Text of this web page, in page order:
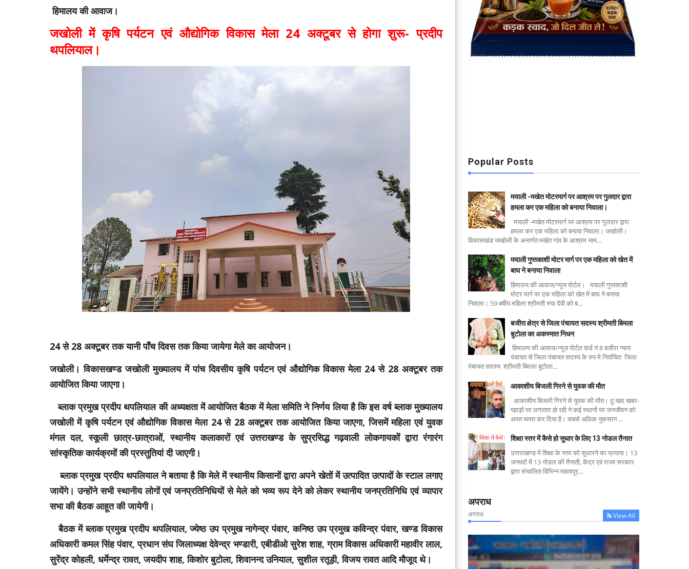
हिमालय की आवाज।
जखोली में कृषि पर्यटन एवं औद्योगिक विकास मेला 24 अक्टूबर से होगा शुरू- प्रदीप
थपलियाल।
24 से 28 अक्टूबर तक यानी पाँच दिवस तक किया जायेगा मेले का आयोजन।
जखोली। विकासखण्ड जखोली मुख्यालय में पांच दिवसीय कृषि पर्यटन एवं औद्योगिक विकास मेला 24 से 28 अक्टूबर तक
आयोजित किया जाएगा।
ब्लाक प्रमुख प्रदीप थपलियाल की अध्यक्षता में आयोजित बैठक में मेला समिति ने निर्णय लिया है कि इस वर्ष ब्लाक मुख्यालय
जखोली में कृषि पर्यटन एवं औद्योगिक विकास मेला 24 से 28 अक्टूबर तक आयोजित किया जाएगा, जिसमें महिला एवं युवक
मंगल दल, स्कूली छात्र-छात्राओं, स्थानीय कलाकारों एवं उत्तराखण्ड के सुप्रसिद्ध गढ़वाली लोकगायकों द्वारा रंगारंग
सांस्कृतिक कार्यक्रमों की प्रस्तुतियां दी जाएगी।
ब्लाक प्रमुख प्रदीप थपलियाल ने बताया है कि मेले में स्थानीय किसानों द्वारा अपने खेतों में उत्पादित उत्पादों के स्टाल लगाए
जायेंगे। उन्होंने सभी स्थानीय लोगों एवं जनप्रतिनिधियों से मेले को भव्य रूप देने को लेकर स्थानीय जनप्रतिनिधि एवं व्यापार
सभा की बैठक आहूत की जायेगी।
बैठक में ब्लाक प्रमुख प्रदीप थपलियाल, ज्येष्ठ उप प्रमुख नागेन्द्र पंवार, कनिष्ठ उप प्रमुख कविन्द्र पंवार, खण्ड विकास
अधिकारी कमल सिंह पंवार, प्रधान संघ जिलाध्यक्ष देवेन्द्र भण्डारी, एबीडीओ सुरेश शाह, ग्राम विकास अधिकारी महावीर लाल,
सुरेंद्र कोहली, धर्मेन्द्र रावत, जयदीप शाह, किशोर बुटोला, शिवानन्द उनियाल, सुशील रतूड़ी, विजय रावत आदि मौजूद थे।
Popular Posts
मयाली -मखेत मोटरमार्ग पर आश्रम पर गुलदार द्वारा
हमला कर एक महिला को बनाया निवाला।
मयाली -मखेत मोटरमार्ग पर आश्रम पर गुलदार द्वारा
हमला कर एक महिला को बनाया निवाला। जखोली।
विकासखंड जखोली के अन्तर्गत मखेत गांव के आश्रम नाम...
मयाली गुप्तकाशी मोटर मार्ग पर एक महिला को खेत में
बाघ ने बनाया निवाला
हिमालय की आवाज/न्यूज पोर्टल। मयाली गुप्तकाशी
मोटर मार्ग पर एक महिला को खेत में बाघ ने बनाया
निवाला। 59 बर्षीय महिला श्रीमती रुपा देवी को ब...
बजीरा क्षेत्र से जिला पंचायत सदस्य श्रीमती बिमला
बुटोला का अकस्मात निधन
हिमालय की आवाज/न्यूज़ पोर्टल वार्ड नं 8 बजीरा न्याय
पंचायत से जिला पंचायत सदस्य के रुप मे निर्वाचित जिला
पंचायत सदस्य श्रीमती बिमला बुटोला...
आकाशीय बिजली गिरने से युवक की मौत
आकाशीय बिजली गिरने से युवक की मौत। दुःखद खबर-
पहाड़ों पर लगातार हो रही ने कई स्थानों पर जनजीवन को
अस्त व्यस्त कर दिया है। सबसे अधिक नुकसान ...
शिक्षा स्तर में कैसे हो सुधार के लिए 13 नोडल तैनात
उत्तराखण्ड में शिक्षा के स्तर को सुधारने का प्रयास। 13
जनपदों में 13 नोडल की तैनाती, केंद्र एवं राज्य सरकार
द्वारा संचालित विभिन्न महत्वपूर्...
अपराध
अपराध View All